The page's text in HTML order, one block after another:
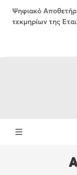
Ψηφιακό
τεκμηρίων της